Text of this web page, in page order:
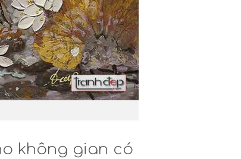
không gian có